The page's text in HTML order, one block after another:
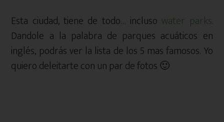
Esta ciudad, tiene de todo… inclusowater parks.
Dandole a la palabra de parques acuáticos en
inglés, podrás ver la lista de los 5 mas famosos. Yo
quiero deleitarte con un par de fotos 🙂